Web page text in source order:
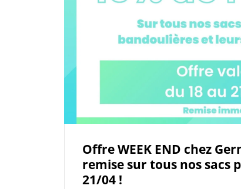
Offre WEEK END chez
remise sur tous nos sacs
21/04 !